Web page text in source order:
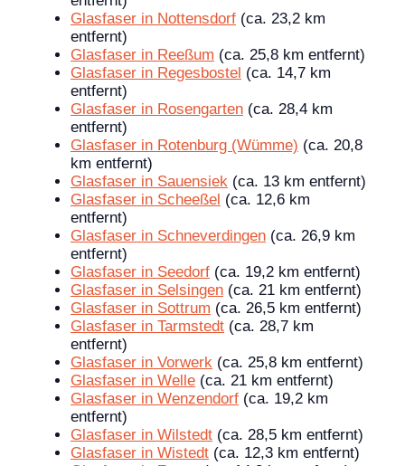
Glasfaser in Nottensdorf (ca. 23,2 km
entfernt)
Glasfaser in Reeßum (ca. 25,8 km entfernt)
Glasfaser in Regesbostel (ca. 14,7 km
entfernt)
Glasfaser in Rosengarten (ca. 28,4 km
entfernt)
Glasfaser in Rotenburg (Wümme) (ca. 20,8
km entfernt)
Glasfaser in Sauensiek (ca. 13 km entfernt)
Glasfaser in Scheeßel (ca. 12,6 km
entfernt)
Glasfaser in Schneverdingen (ca. 26,9 km
entfernt)
Glasfaser in Seedorf (ca. 19,2 km entfernt)
Glasfaser in Selsingen (ca. 21 km entfernt)
Glasfaser in Sottrum (ca. 26,5 km entfernt)
Glasfaser in Tarmstedt (ca. 28,7 km
entfernt)
Glasfaser in Vorwerk (ca. 25,8 km entfernt)
Glasfaser in Welle (ca. 21 km entfernt)
Glasfaser in Wenzendorf (ca. 19,2 km
entfernt)
Glasfaser in Wilstedt (ca. 28,5 km entfernt)
Glasfaser in Wistedt (ca. 12,3 km entfernt)